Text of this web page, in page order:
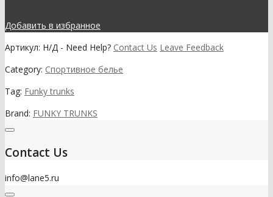
Добавить в избранное
Артикул: Н/Д - Need Help? Contact Us Leave Feedback
Category: Спортивное белье
Tag: Funky trunks
Brand: FUNKY TRUNKS
Contact Us
info@lane5.ru